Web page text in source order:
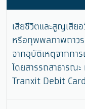
เสียชีวิตและสูญเสียอ
หรือทุพพลภาพถาว
จากอุบัติเหตุจากกา
โดยสารรถสาธารณะ
Tranxit Debit